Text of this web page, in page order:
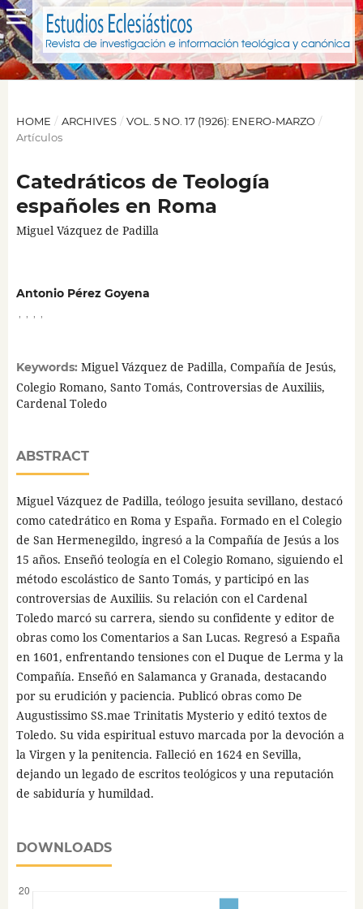
HOME / ARCHIVES / VOL. 5 NO. 17 (1926): ENERO-MARZO /
Artículos
Catedráticos de Teología
españoles en Roma
Miguel Vázquez de Padilla
Antonio Pérez Goyena
Keywords: Miguel Vázquez de Padilla, Compañía de Jesús,
Colegio Romano, Santo Tomás, Controversias de Auxiliis,
Cardenal Toledo
ABSTRACT
Miguel Vázquez de Padilla, teólogo jesuita sevillano, destacó
como catedrático en Roma y España. Formado en el Colegio
de San Hermenegildo, ingresó a la Compañía de Jesús a los
15 años. Enseñó teología en el Colegio Romano, siguiendo el
método escolástico de Santo Tomás, y participó en las
controversias de Auxiliis. Su relación con el Cardenal
Toledo marcó su carrera, siendo su confidente y editor de
obras como los Comentarios a San Lucas. Regresó a España
en 1601, enfrentando tensiones con el Duque de Lerma y la
Compañía. Enseñó en Salamanca y Granada, destacando
por su erudición y paciencia. Publicó obras como De
Augustissimo SS.mae Trinitatis Mysterio y editó textos de
Toledo. Su vida espiritual estuvo marcada por la devoción a
la Virgen y la penitencia. Falleció en 1624 en Sevilla,
dejando un legado de escritos teológicos y una reputación
de sabiduría y humildad.
DOWNLOADS